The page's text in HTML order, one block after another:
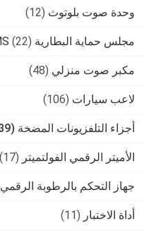
وحدة صوت بلوتوث (12)
مجلس حماية البطارية BMS (22)
مكبر صوت منزلي (48)
لاعب سيارات (106)
أجزاء التلفزيونات المضخة (39)
الأميتر الرقمي الفولتميتر (17)
جهاز التحكم بالرطوبة الرقمي
أداة الاختبار (11)